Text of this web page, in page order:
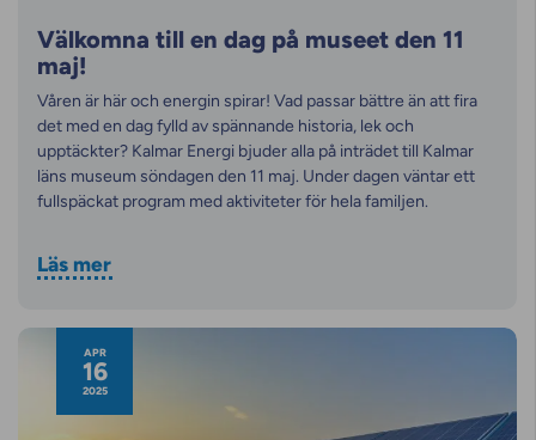
Välkomna till en dag på museet den 11
maj!
Våren är här och energin spirar! Vad passar bättre än att fira
det med en dag fylld av spännande historia, lek och
upptäckter? Kalmar Energi bjuder alla på inträdet till Kalmar
läns museum söndagen den 11 maj. Under dagen väntar ett
fullspäckat program med aktiviteter för hela familjen.
Läs mer
APR
16
2025